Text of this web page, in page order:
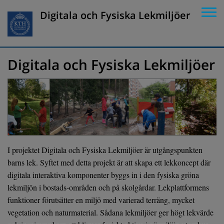
Digitala och Fysiska Lekmiljöer
Digitala och Fysiska Lekmiljöer
I projektet Digitala och Fysiska Lekmiljöer är utgångspunkten
barns lek. Syftet med detta projekt är att skapa ett lekkoncept där
digitala interaktiva komponenter byggs in i den fysiska gröna
lekmiljön i bostads-områden och på skolgårdar. Lekplattformens
funktioner förutsätter en miljö med varierad terräng, mycket
vegetation och naturmaterial. Sådana lekmiljöer ger högt lekvärde